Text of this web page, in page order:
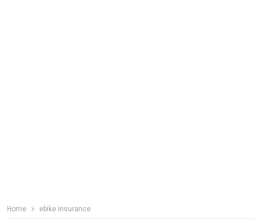
Home ebike insurance